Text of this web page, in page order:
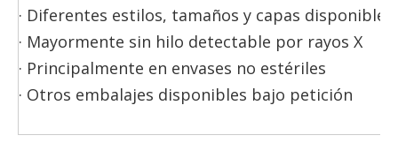
· Diferentes estilos, tamaños y capas disponibles
· Mayormente sin hilo detectable por rayos X
· Principalmente en envases no estériles
· Otros embalajes disponibles bajo petición